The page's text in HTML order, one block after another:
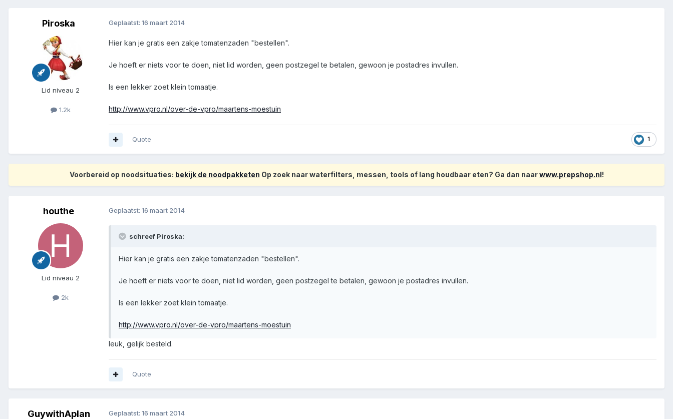
Piroska
Lid niveau 2
1.2k
Geplaatst: 16 maart 2014
Hier kan je gratis een zakje tomatenzaden "bestellen".
Je hoeft er niets voor te doen, niet lid worden, geen postzegel te betalen, gewoon je postadres invullen.
Is een lekker zoet klein tomaatje.
http://www.vpro.nl/over-de-vpro/maartens-moestuin
1
Quote
Voorbereid op noodsituaties: bekijk de noodpakketen Op zoek naar waterfilters, messen, tools of lang houdbaar eten? Ga dan naarwww.prepshop.nl!
houthe
Lid niveau 2
2k
Geplaatst: 16 maart 2014
schreef Piroska:
Hier kan je gratis een zakje tomatenzaden "bestellen".
Je hoeft er niets voor te doen, niet lid worden, geen postzegel te betalen, gewoon je postadres invullen.
Is een lekker zoet klein tomaatje.
http://www.vpro.nl/over-de-vpro/maartens-moestuin
leuk, gelijk besteld.
Quote
GuywithAplan Geplaatst: 16 maart 2014